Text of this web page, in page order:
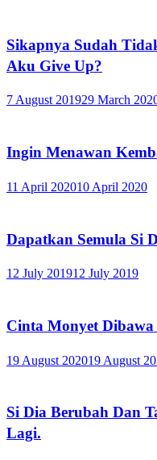
Sikapnya Sudah
Aku Give Up?
7 August 201929 March
Ingin Menawan
11 April 202010 April 2020
Dapatkan Semula Si
12 July 201912 July 2019
Cinta Monyet
19 August 202019 August
Si Dia Berubah Dan
Lagi.